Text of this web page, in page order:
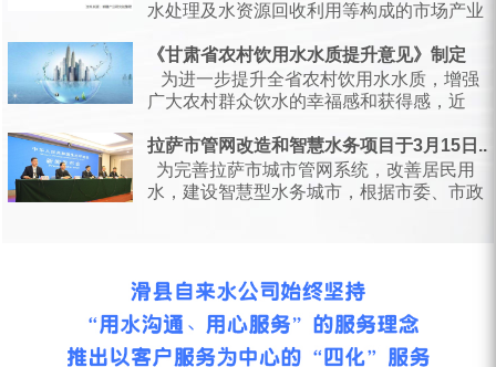
水处理及水资源回收利用等构成的市场产业
生活的...
《甘肃省农村饮用水水质提升意见》制定
为进一步提升全省农村饮用水水质，增强
广大农村群众饮水的幸福感和获得感，近
拉萨市管网改造和智慧水务项目于3月15日...
为完善拉萨市城市管网系统，改善居民用
水，建设智慧型水务城市，根据市委、市政